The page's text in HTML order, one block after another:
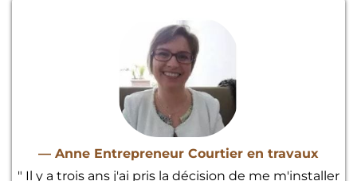
— Anne Entrepreneur Courtier en travaux
" Il y a trois ans j'ai pris la décision de me m'installer